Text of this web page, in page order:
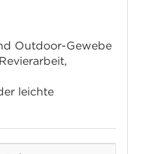
Outdoor-Gewebe
leichte